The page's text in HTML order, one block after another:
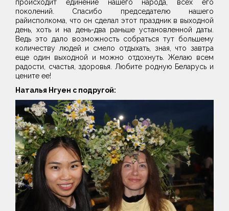
происходит единение нашего народа, всех его
поколений. Спасибо председателю нашего
райисполкома, что он сделал этот праздник в выходной
день, хоть и на день-два раньше установленной даты.
Ведь это дало возможность собраться тут большему
количеству людей и смело отдыхать, зная, что завтра
еще один выходной и можно отдохнуть. Желаю всем
радости, счастья, здоровья. Любите родную Беларусь и
цените ее!
Наталья Нгуен с подругой: